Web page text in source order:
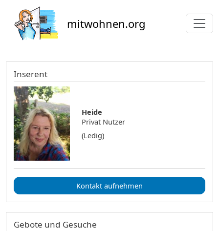
mitwohnen.org
Inserent
Heide
Privat Nutzer
(Ledig)
Kontakt aufnehmen
Gebote und Gesuche